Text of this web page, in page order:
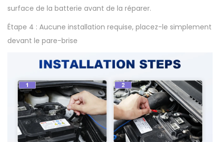
surface de la batterie avant de la réparer.
Étape 4 : Aucune installation requise, placez-le simplement
devant le pare-brise